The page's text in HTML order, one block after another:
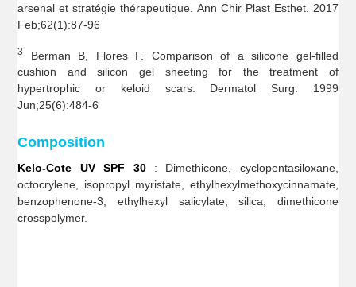
arsenal et stratégie thérapeutique. Ann Chir Plast Esthet. 2017
Feb;62(1):87-96
3
Berman B, Flores F. Comparison of a silicone gel-filled
cushion and silicon gel sheeting for the treatment of
hypertrophic or keloid scars. Dermatol Surg. 1999
Jun;25(6):484-6
Composition
Kelo-Cote UV SPF 30: Dimethicone, cyclopentasiloxane,
octocrylene, isopropyl myristate, ethylhexylmethoxycinnamate,
benzophenone-3, ethylhexyl salicylate, silica, dimethicone
crosspolymer.